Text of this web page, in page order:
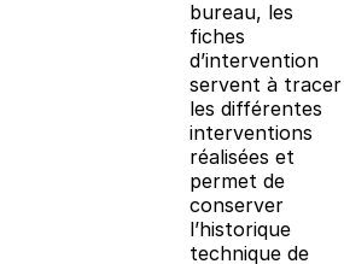
bureau, les
fiches
d’intervention
servent à tracer
les différentes
interventions
réalisées et
permet de
conserver
l’historique
technique de